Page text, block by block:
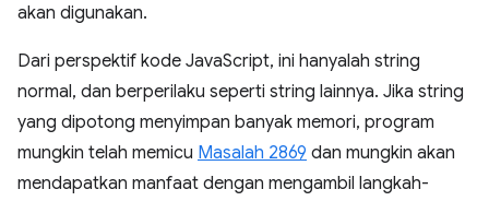
akan digunakan.
Dari perspektif kode JavaScript, ini hanyalah string
normal, dan berperilaku seperti string lainnya. Jika string
yang dipotong menyimpan banyak memori, program
mungkin telah memicu Masalah 2869 dan mungkin akan
mendapatkan manfaat dengan mengambil langkah-